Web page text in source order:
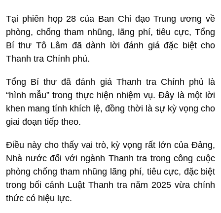
Tại phiên họp 28 của Ban Chỉ đạo Trung ương về
phòng, chống tham nhũng, lãng phí, tiêu cực, Tổng
Bí thư Tô Lâm đã dành lời đánh giá đặc biệt cho
Thanh tra Chính phủ.
Tổng Bí thư đã đánh giá Thanh tra Chính phủ là
“hình mẫu” trong thực hiện nhiệm vụ. Đây là một lời
khen mang tính khích lệ, đồng thời là sự kỳ vọng cho
giai đoạn tiếp theo.
Điều này cho thấy vai trò, kỳ vọng rất lớn của Đảng,
Nhà nước đối với ngành Thanh tra trong công cuộc
phòng chống tham nhũng lãng phí, tiêu cực, đặc biệt
trong bối cảnh Luật Thanh tra năm 2025 vừa chính
thức có hiệu lực.